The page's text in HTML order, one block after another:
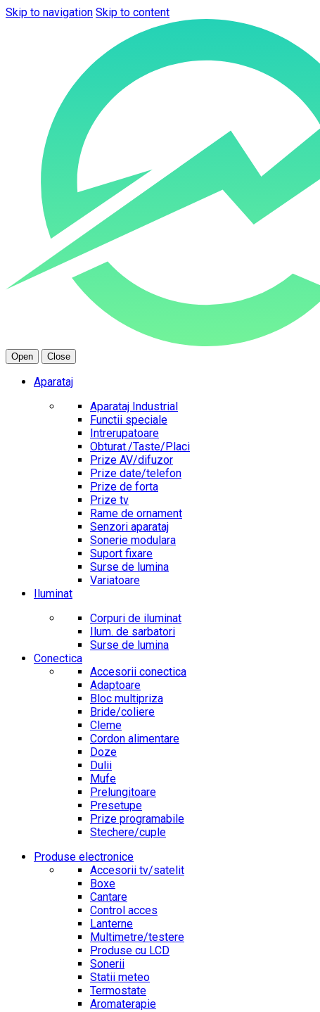
Skip to navigation Skip to content
Open Close
Aparataj
Aparataj Industrial
Functii speciale
Intrerupatoare
Obturat./Taste/Placi
Prize AV/difuzor
Prize date/telefon
Prize de forta
Prize tv
Rame de ornament
Senzori aparataj
Sonerie modulara
Suport fixare
Surse de lumina
Variatoare
Iluminat
Corpuri de iluminat
Ilum. de sarbatori
Surse de lumina
Conectica
Accesorii conectica
Adaptoare
Bloc multipriza
Bride/coliere
Cleme
Cordon alimentare
Doze
Dulii
Mufe
Prelungitoare
Presetupe
Prize programabile
Stechere/cuple
Produse electronice
Accesorii tv/satelit
Boxe
Cantare
Control acces
Lanterne
Multimetre/testere
Produse cu LCD
Sonerii
Statii meteo
Termostate
Aromaterapie